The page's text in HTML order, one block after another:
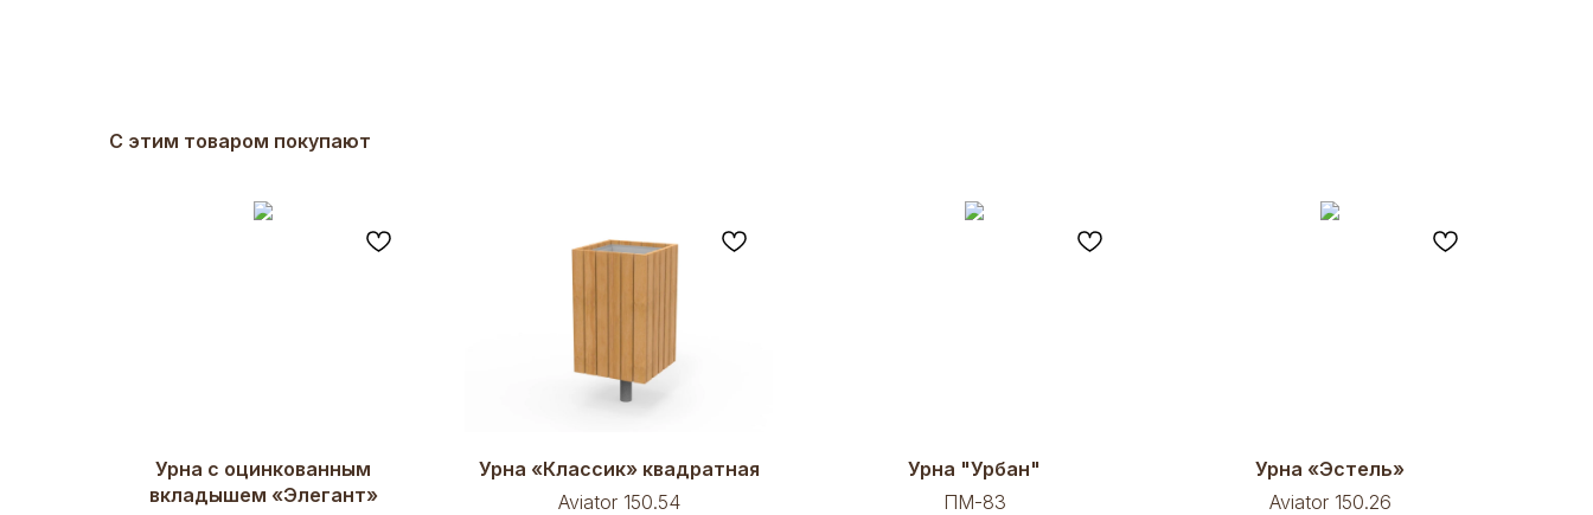
С этим товаром покупают
Урна с оцинкованным
вкладышем «Элегант»
Урна «Классик» квадратная
Aviator 150.54
Урна "Урбан"
ПМ-83
Урна «Эстель»
Aviator 150.26